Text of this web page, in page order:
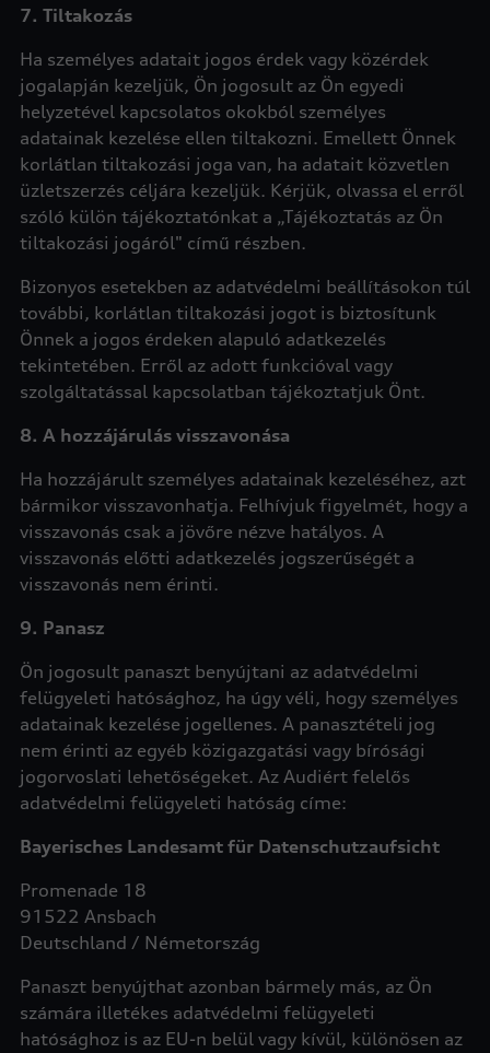
7. Tiltakozás
Ha személyes adatait jogos érdek vagy közérdek
jogalapján kezeljük, Ön jogosult az Ön egyedi
helyzetével kapcsolatos okokból személyes
adatainak kezelése ellen tiltakozni. Emellett Önnek
korlátlan tiltakozási joga van, ha adatait közvetlen
üzletszerzés céljára kezeljük. Kérjük, olvassa el erről
szóló külön tájékoztatónkat a „Tájékoztatás az Ön
tiltakozási jogáról" című részben.
Bizonyos esetekben az adatvédelmi beállításokon túl
további, korlátlan tiltakozási jogot is biztosítunk
Önnek a jogos érdeken alapuló adatkezelés
tekintetében. Erről az adott funkcióval vagy
szolgáltatással kapcsolatban tájékoztatjuk Önt.
8. A hozzájárulás visszavonása
Ha hozzájárult személyes adatainak kezeléséhez, azt
bármikor visszavonhatja. Felhívjuk figyelmét, hogy a
visszavonás csak a jövőre nézve hatályos. A
visszavonás előtti adatkezelés jogszerűségét a
visszavonás nem érinti.
9. Panasz
Ön jogosult panaszt benyújtani az adatvédelmi
felügyeleti hatósághoz, ha úgy véli, hogy személyes
adatainak kezelése jogellenes. A panasztételi jog
nem érinti az egyéb közigazgatási vagy bírósági
jogorvoslati lehetőségeket. Az Audiért felelős
adatvédelmi felügyeleti hatóság címe:
Bayerisches Landesamt für Datenschutzaufsicht
Promenade 18
91522 Ansbach
Deutschland / Németország
Panaszt benyújthat azonban bármely más, az Ön
számára illetékes adatvédelmi felügyeleti
hatósághoz is az EU-n belül vagy kívül, különösen az